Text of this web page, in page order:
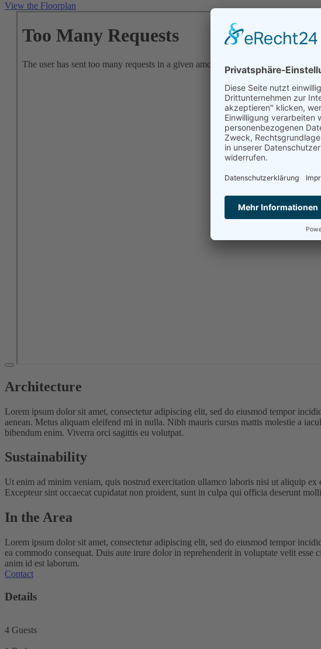
View the Floorplan
Architecture
Lorem ipsum dolor sit amet, consectetur adipiscing elit, sed do eiusmod tempor
aenean. Metus aliquam eleifend mi in nulla. Nibh mauris cursus mattis molestie a
bibendum enim. Viverra orci sagittis eu volutpat.
Sustainability
Ut enim ad minim veniam, quis nostrud exercitation ullamco laboris nisi ut aliquip
Excepteur sint occaecat cupidatat non proident, sunt in culpa qui officia deserunt
In the Area
Lorem ipsum dolor sit amet, consectetur adipiscing elit, sed do eiusmod tempor
ea commodo consequat. Duis aute irure dolor in reprehenderit in voluptate velit
anim id est laborum.
Contact
Details
4 Guests